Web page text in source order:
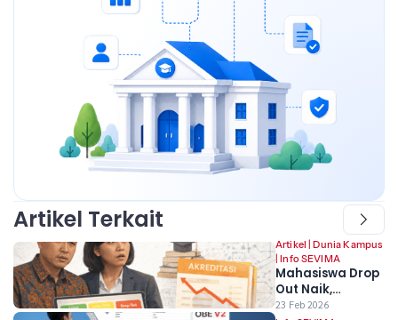
Artikel Terkait
Artikel |Dunia Kampus
|Info SEVIMA
Mahasiswa Drop
Out Naik,
Akreditasi Prodi
23 Feb 2026